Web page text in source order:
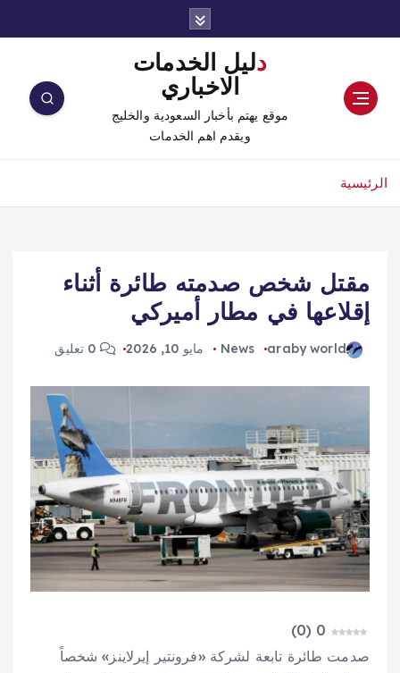
دليل الخدمات
الاخباري
موقع يهتم بأخبار السعودية والخليج
ويقدم اهم الخدمات
الرئيسية
مقتل شخص صدمته طائرة أثناء
إقلاعها في مطار أميركي
araby world
News مايو 10, 2026
0
(
0
)
صدمت طائرة تابعة لشركة «فرونتير إيرلاينز» شخصاً